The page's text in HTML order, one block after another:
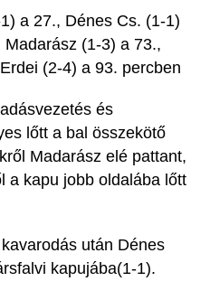
a 27., Dénes Cs. (1-1)
Madarász (1-3) a 73.,
(2-4) a 93. percben
és
lőtt a bal összekötő
Madarász elé pattant,
a kapu jobb oldalába lőtt
után Dénes
kapujába(1-1).